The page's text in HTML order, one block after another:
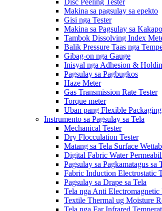
Disc Peeling Tester
Makina sa pagsulay sa epekto
Gisi nga Tester
Makina sa Pagsulay sa
Tambok Dissolving Index
Balik Pressure Taas nga
Gibag-on nga Gauge
Inisyal nga Adhesion &
Pagsulay sa Pagbugkos
Haze Meter
Gas Transmission Rate Tester
Torque meter
Uban pang Flexible
Instrumento sa Pagsulay sa Tela
Mechanical Tester
Dry Flocculation Tester
Matang sa Tela Surface
Digital Fabric Water
Pagsulay sa Pagkamatagus sa
Fabric Induction Electrostatic
Pagsulay sa Drape sa Tela
Tela nga Anti
Textile Thermal ug Moisture
Tela nga Far Infrared